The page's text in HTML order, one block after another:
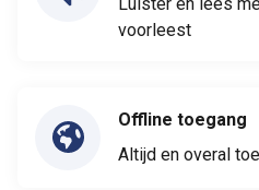
voorleest
Offline toegang
Altijd en overal